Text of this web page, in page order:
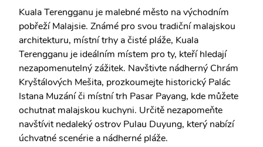
Kuala Terengganu je malebné město na východním
pobřeží Malajsie. Známé pro svou tradiční malajskou
architekturu, místní trhy a čisté pláže, Kuala
Terengganu je ideálním místem pro ty, kteří hledají
nezapomenutelný zážitek. Navštivte nádherný Chrám
Kryštálových Mešita, prozkoumejte historický Palác
Istana Muzání či místní trh Pasar Payang, kde můžete
ochutnat malajskou kuchyni. Určitě nezapomeňte
navštívit nedaleký ostrov Pulau Duyung, který nabízí
úchvatné scenérie a nádherné pláže.